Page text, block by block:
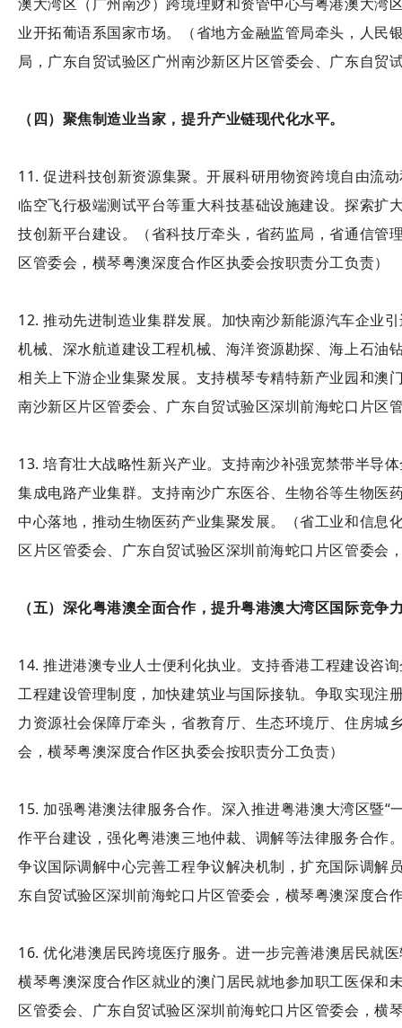
业开拓葡语系国家市场。（省地方金融监管局牵头，人民
局，广东自贸试验区广州南沙新区片区管委会、广东自
（四）聚焦制造业当家，提升产业链现代化水平。
11. 促进科技创新资源集聚。开展科研用物资跨境自由流
临空飞行极端测试平台等重大科技基础设施建设。探索扩
技创新平台建设。（省科技厅牵头，省药监局，省通信管
区管委会，横琴粤澳深度合作区执委会按职责分工负责）
12. 推动先进制造业集群发展。加快南沙新能源汽车企业
机械、深水航道建设工程机械、海洋资源勘探、海上石油
相关上下游企业集聚发展。支持横琴专精特新产业园和澳
南沙新区片区管委会、广东自贸试验区深圳前海蛇口片区
13. 培育壮大战略性新兴产业。支持南沙补强宽禁带半导
集成电路产业集群。支持南沙广东医谷、生物谷等生物医
中心落地，推动生物医药产业集聚发展。（省工业和信息
区片区管委会、广东自贸试验区深圳前海蛇口片区管委会
（五）深化粤港澳全面合作，提升粤港澳大湾区国际竞争
14. 推进港澳专业人士便利化执业。支持香港工程建设咨
工程建设管理制度，加快建筑业与国际接轨。争取实现注
力资源社会保障厅牵头，省教育厅、生态环境厅、住房城
会，横琴粤澳深度合作区执委会按职责分工负责）
15. 加强粤港澳法律服务合作。深入推进粤港澳大湾区暨
作平台建设，强化粤港澳三地仲裁、调解等法律服务合作
争议国际调解中心完善工程争议解决机制，扩充国际调解
东自贸试验区深圳前海蛇口片区管委会，横琴粤澳深度合
16. 优化港澳居民跨境医疗服务。进一步完善港澳居民就
横琴粤澳深度合作区就业的澳门居民就地参加职工医保和
区管委会、广东自贸试验区深圳前海蛇口片区管委会，横